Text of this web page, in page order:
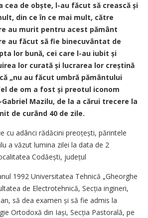
cea de obște, l-au făcut să crească și
din ce în ce mai mult, către
au murit pentru acest pământ
au făcut să fie binecuvântat de
lor bună, cei care l-au iubit și
lor curată și lucrarea lor creștină
„nu au făcut umbră pământului
de om a fost și preotul iconom
Mazilu, de la a cărui trecere la
de curând 40 de zile.
cu adânci rădăcini preo­țești, părintele
a văzut lumina zilei la data de 2
Codăești, județul
1992 Universitatea Tehnică „Gheorghe
de Electrotehnică, Secția ingineri,
să dea examen și să fie admis la
Ortodoxă din Iași, Secția Pastorală, pe